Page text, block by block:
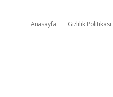
Anasayfa Gizlilik Politikası